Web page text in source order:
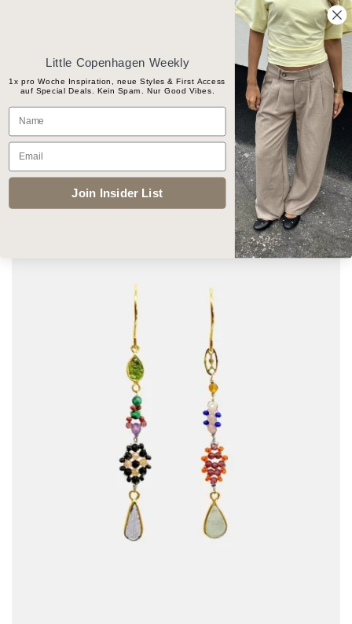
Products
search
START / SCHMUCK / OHRRINGE
Add to
wishlist
Little Copenhagen Weekly
1x pro Woche Inspiration, neue Styles & First Access
auf Special Deals. Kein Spam. Nur Good Vibes.
Name
Email
Join Insider List